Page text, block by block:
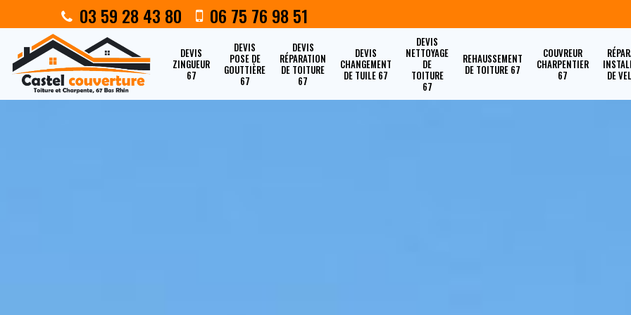
03 59 28 43 80 06 75 76 98 51
DEVIS
ZINGUEUR
67
DEVIS
POSE DE
GOUTTIÈRE
67
DEVIS
RÉPARATION
DE TOITURE
67
DEVIS
CHANGEMENT
DE TUILE 67
DEVIS
NETTOYAGE
DE
TOITURE
67
REHAUSSEMENT
DE TOITURE 67
COUVREUR
CHARPENTIER
67
DE